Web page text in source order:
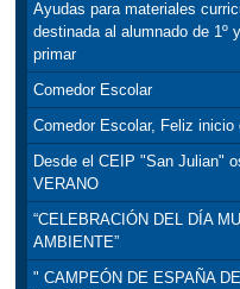
Ayudas para materiales
destinada al alumnado de 1º
primar
Comedor Escolar
Comedor Escolar, Feliz inicio
Desde el CEIP "San Julian"
VERANO
“CELEBRACIÓN DEL DÍA
AMBIENTE”
" CAMPEÓN DE ESPAÑA